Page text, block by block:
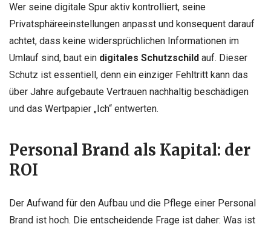
Wer seine digitale Spur aktiv kontrolliert, seine
Privatsphäreeinstellungen anpasst und konsequent darauf
achtet, dass keine widersprüchlichen Informationen im
Umlauf sind, baut ein digitales Schutzschild auf. Dieser
Schutz ist essentiell, denn ein einziger Fehltritt kann das
über Jahre aufgebaute Vertrauen nachhaltig beschädigen
und das Wertpapier „Ich“ entwerten.
Personal Brand als Kapital: der
ROI
Der Aufwand für den Aufbau und die Pflege einer Personal
Brand ist hoch. Die entscheidende Frage ist daher: Was ist